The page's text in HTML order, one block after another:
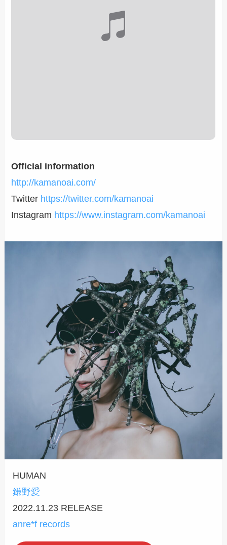
Official information
http://kamanoai.com/
Twitter https://twitter.com/kamanoai
Instagram https://www.instagram.com/kamanoai
HUMAN
鎌野愛
2022.11.23 RELEASE
anre*f records